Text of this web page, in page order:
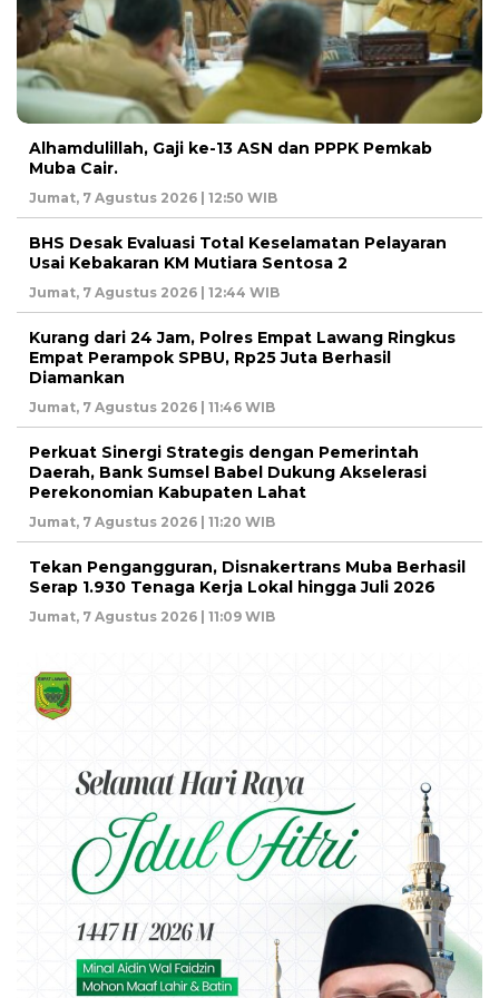
Alhamdulillah, Gaji ke-13 ASN dan PPPK Pemkab
Muba Cair.
Jumat, 7 Agustus 2026 | 12:50 WIB
BHS Desak Evaluasi Total Keselamatan Pelayaran
Usai Kebakaran KM Mutiara Sentosa 2
Jumat, 7 Agustus 2026 | 12:44 WIB
Kurang dari 24 Jam, Polres Empat Lawang Ringkus
Empat Perampok SPBU, Rp25 Juta Berhasil
Diamankan
Jumat, 7 Agustus 2026 | 11:46 WIB
Perkuat Sinergi Strategis dengan Pemerintah
Daerah, Bank Sumsel Babel Dukung Akselerasi
Perekonomian Kabupaten Lahat
Jumat, 7 Agustus 2026 | 11:20 WIB
Tekan Pengangguran, Disnakertrans Muba Berhasil
Serap 1.930 Tenaga Kerja Lokal hingga Juli 2026
Jumat, 7 Agustus 2026 | 11:09 WIB